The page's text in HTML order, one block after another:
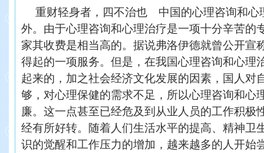
重财轻身者，四不治也 中国的心理咨询和心
外。由于心理咨询和心理治疗是一项十分辛苦的
家其收费是相当高的。据说弗洛伊德就曾公开宣
得起的一项服务。但是，在我国心理咨询和心理
起来的，加之社会经济文化发展的因素，国人对
够，对心理保健的需求不足，所以心理咨询和心
廉。这一点甚至已经危及到从业人员的工作积极
经有所好转。随着人们生活水平的提高、精神卫
识的觉醒和工作压力的增加，越来越多的人开始